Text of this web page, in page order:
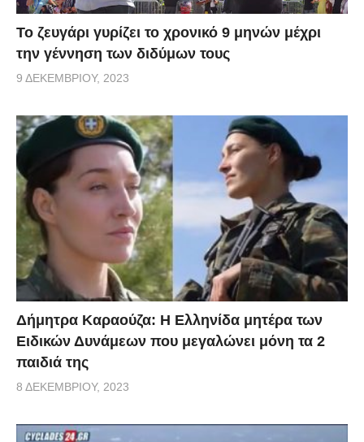
Το ζευγάρι γυρίζει το χρονικό 9 μηνών μέχρι
την γέννηση των διδύμων τους
9 ΔΕΚΕΜΒΡΊΟΥ, 2023
Δήμητρα Καραούζα: Η Ελληνίδα μητέρα των
Ειδικών Δυνάμεων που μεγαλώνει μόνη τα 2
παιδιά της
8 ΔΕΚΕΜΒΡΊΟΥ, 2023